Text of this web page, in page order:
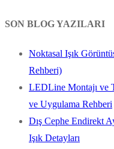
SON BLOG YAZILARI
Noktasal Işık
Rehberi)
LEDLine Montajı ve
ve Uygulama Rehberi
Dış Cephe Endirekt
Işık Detayları